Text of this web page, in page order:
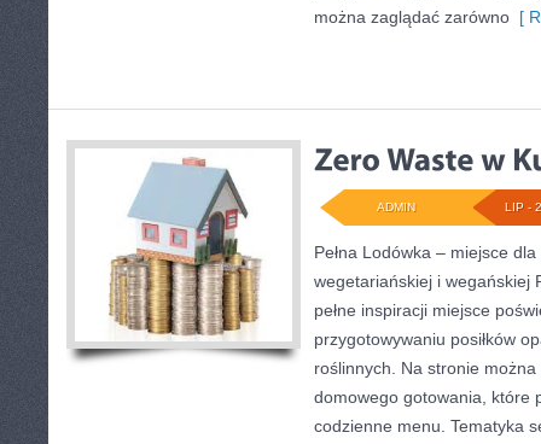
można zaglądać zarówno [
LIP -
ADMIN
Pełna Lodówka – miejsce
wegetariańskiej i wegańskiej
pełne inspiracji miejsce
przygotowywaniu posiłków
roślinnych. Na stronie
domowego gotowania, które
codzienne menu. Tematyka